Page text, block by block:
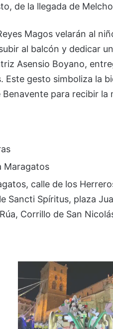
de la llegada de
Magos velarán al
al balcón y dedicar
Asensio Boyano,
Este gesto simboliza la
para recibir
Maragatos
calle de los
Sancti Spíritus, plaza
Corrillo de San